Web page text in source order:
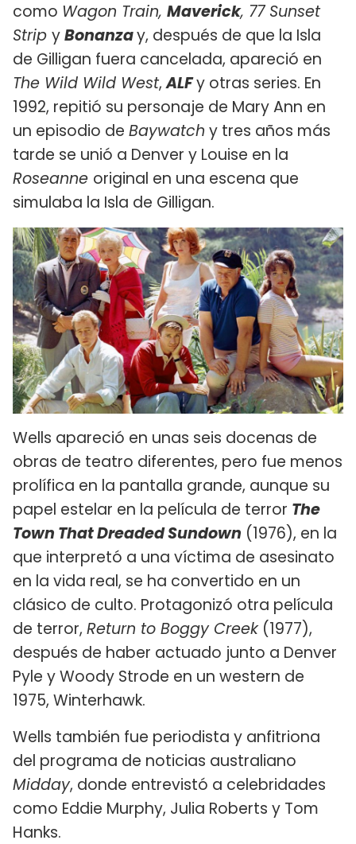
como Wagon Train, Maverick, 77 Sunset
Strip yBonanzay, después de que la Isla
de Gilligan fuera cancelada, apareció en
The Wild Wild West,ALFy otras series. En
1992, repitió su personaje de Mary Ann en
un episodio de Baywatch y tres años más
tarde se unió a Denver y Louise en la
Roseanne original en una escena que
simulaba la Isla de Gilligan.
Wells apareció en unas seis docenas de
obras de teatro diferentes, pero fue menos
prolífica en la pantalla grande, aunque su
papel estelar en la película de terror The
Town That Dreaded Sundown (1976), en la
que interpretó a una víctima de asesinato
en la vida real, se ha convertido en un
clásico de culto. Protagonizó otra película
de terror, Return to Boggy Creek(1977),
después de haber actuado junto a Denver
Pyle y Woody Strode en un western de
1975, Winterhawk.
Wells también fue periodista y anfitriona
del programa de noticias australiano
Midday, donde entrevistó a celebridades
como Eddie Murphy, Julia Roberts y Tom
Hanks.